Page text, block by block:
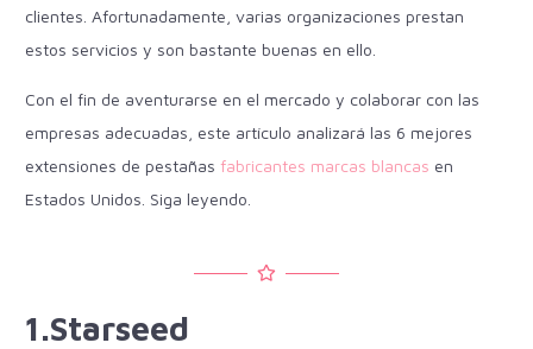
clientes. Afortunadamente, varias organizaciones prestan
estos servicios y son bastante buenas en ello.
Con el fin de aventurarse en el mercado y colaborar con las
empresas adecuadas, este artículo analizará las 6 mejores
extensiones de pestañas fabricantes marcas blancas en
Estados Unidos. Siga leyendo.
1.Starseed